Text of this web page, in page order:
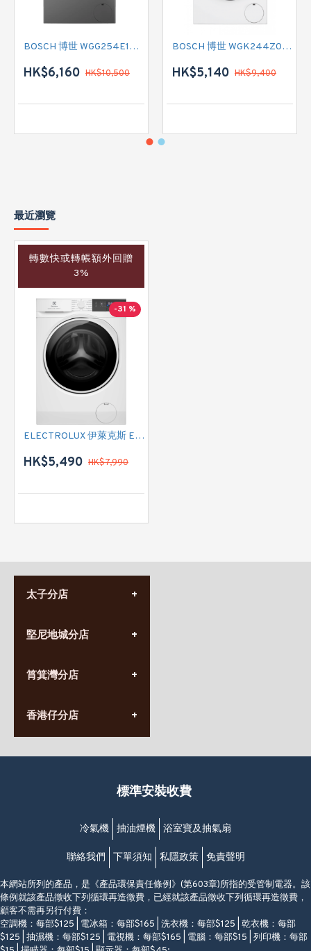
BOSCH 博世 WGG254E1HK 前置式洗衣機 (10 公斤,1400 轉/分鐘)
HK$6,160 HK$10,500
BOSCH 博世 WGK244Z0HK 前置式洗衣機 (9 公斤,1400 轉/分鐘)
HK$5,140 HK$9,400
最近瀏覽
轉數快或轉帳額外回贈
3%
-31 %
ELECTROLUX 伊萊克斯 EWW8024P3WC 前置式二合一洗衣乾衣機洗衣乾衣機(洗衣:8公斤 / 乾衣: 5公斤 - 1200轉/分鐘)
HK$5,490 HK$7,990
太子分店
營業時間:
九龍太子太子道西141號
堅尼地城分店
營業時間:
香港堅尼地城卑路乍街
(堅尼地城地鐵站B出口)
筲箕灣分店
營業時間:
(10:00am-20:30pm)
香港仔分店
營業時間:
香港香港仔成都道20-28號
(黃竹坑地鐵站轉4M專線小巴)
標準安裝收費
冷氣機 抽油煙機 浴室寶及抽氣扇
聯絡我們 下單須知 私隱政策 免責聲明
本網站所列的產品，是《產品環保責任條例》(第603章)所指的受管制電器。該
條例就該產品徵收下列循環再造徵費，已經就該產品徵收下列循環再造徵費，
顧客不需再另行付費：
空調機：每部$125 | 電冰箱：每部$165 | 洗衣機：每部$125 | 乾衣機：每部
$125 | 抽濕機：每部$125 | 電視機：每部$165 | 電腦：每部$15 | 列印機：每部